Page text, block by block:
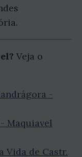
Veja o
-
Maquiavel
Vida de Castr.